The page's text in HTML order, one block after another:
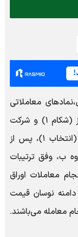
معاملاتی
شرکت صنایع شیمیایی کیمیاگران امروز (شکام ۱) و شرکت
گروه صنعتی انتخاب الکترونیک آرمان (انتخاب ۱)، پس از
ب، وفق ترتیبات
معاملات اوراق
دامنه نوسان قیمت